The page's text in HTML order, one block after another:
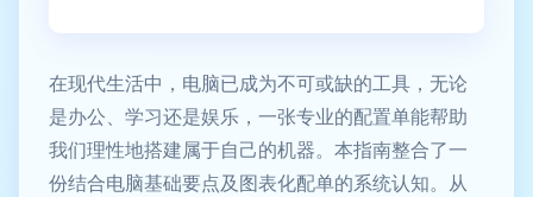
在现代生活中，电脑已成为不可或缺的工具，无论
是办公、学习还是娱乐，一张专业的配置单能帮助
我们理性地搭建属于自己的机器。本指南整合了一
份结合电脑基础要点及图表化配单的系统认知。从